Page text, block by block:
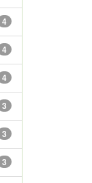
4
4
4
3
3
3